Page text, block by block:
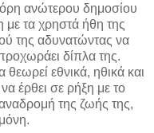
ανώτερου δημοσίου
τα χρηστά ήθη της
της αδυνατώντας να
δίπλα της.
εθνικά, ηθικά και
έρθει σε ρήξη με το
της ζωής της,